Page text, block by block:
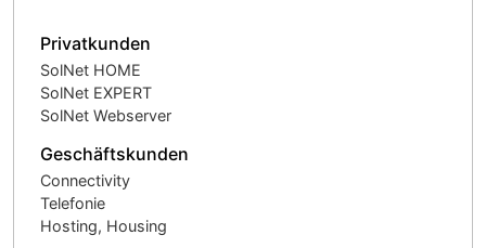
Privatkunden
SolNet HOME
SolNet EXPERT
SolNet Webserver
Geschäftskunden
Connectivity
Telefonie
Hosting, Housing